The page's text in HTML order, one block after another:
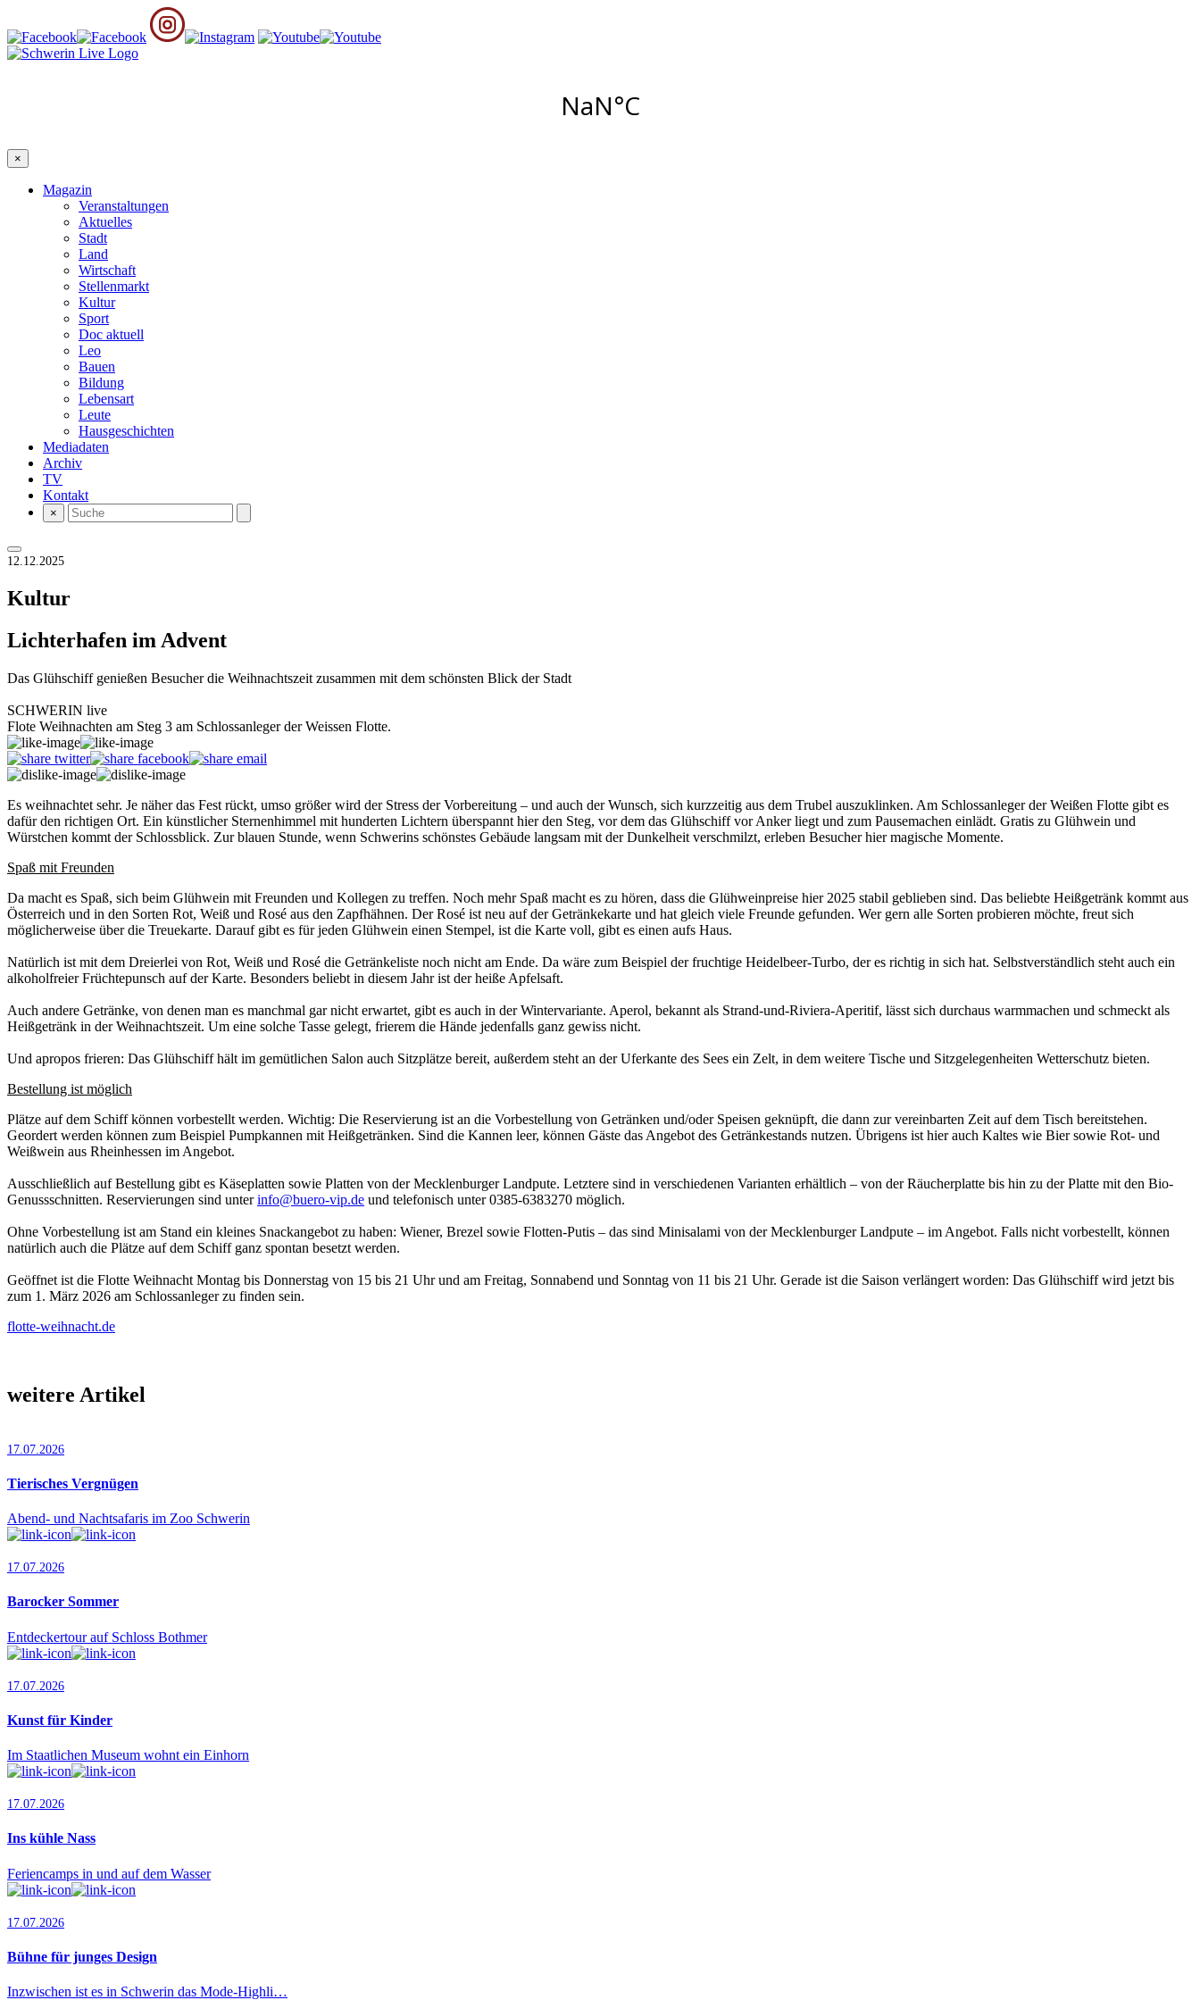
×
Magazin
Veranstaltungen
Aktuelles
Stadt
Land
Wirtschaft
Stellenmarkt
Kultur
Sport
Doc aktuell
Leo
Bauen
Bildung
Lebensart
Leute
Hausgeschichten
Mediadaten
Archiv
TV
Kontakt
×
12.12.2025
Kultur
Lichterhafen im Advent
Das Glühschiff genießen Besucher die Weihnachtszeit zusammen mit dem schönsten Blick der Stadt
SCHWERIN live
Flote Weihnachten am Steg 3 am Schlossanleger der Weissen Flotte.
Es weihnachtet sehr. Je näher das Fest rückt, umso größer wird der Stress der Vorbereitung – und auch der Wunsch, sich kurzzeitig aus dem Trubel auszuklinken. Am Schlossanleger der Weißen Flotte gibt es
dafür den richtigen Ort. Ein künstlicher Sternenhimmel mit hunderten Lichtern überspannt hier den Steg, vor dem das Glühschiff vor Anker liegt und zum Pausemachen einlädt. Gratis zu Glühwein und
Würstchen kommt der Schlossblick. Zur blauen Stunde, wenn Schwerins schönstes Gebäude langsam mit der Dunkelheit verschmilzt, erleben Besucher hier magische Momente.
Spaß mit Freunden
Da macht es Spaß, sich beim Glühwein mit Freunden und Kollegen zu treffen. Noch mehr Spaß macht es zu hören, dass die Glühweinpreise hier 2025 stabil geblieben sind. Das beliebte Heißgetränk kommt aus
Österreich und in den Sorten Rot, Weiß und Rosé aus den Zapfhähnen. Der Rosé ist neu auf der Getränkekarte und hat gleich viele Freunde gefunden. Wer gern alle Sorten probieren möchte, freut sich
möglicherweise über die Treuekarte. Darauf gibt es für jeden Glühwein einen Stempel, ist die Karte voll, gibt es einen aufs Haus.
Natürlich ist mit dem Dreierlei von Rot, Weiß und Rosé die Getränkeliste noch nicht am Ende. Da wäre zum Beispiel der fruchtige Heidelbeer-Turbo, der es richtig in sich hat. Selbstverständlich steht auch ein
alkoholfreier Früchtepunsch auf der Karte. Besonders beliebt in diesem Jahr ist der heiße Apfelsaft.
Auch andere Getränke, von denen man es manchmal gar nicht erwartet, gibt es auch in der Wintervariante. Aperol, bekannt als Strand-und-Riviera-Aperitif, lässt sich durchaus warmmachen und schmeckt als
Heißgetränk in der Weihnachtszeit. Um eine solche Tasse gelegt, frierem die Hände jedenfalls ganz gewiss nicht.
Und apropos frieren: Das Glühschiff hält im gemütlichen Salon auch Sitzplätze bereit, außerdem steht an der Uferkante des Sees ein Zelt, in dem weitere Tische und Sitzgelegenheiten Wetterschutz bieten.
Bestellung ist möglich
Plätze auf dem Schiff können vorbestellt werden. Wichtig: Die Reservierung ist an die Vorbestellung von Getränken und/oder Speisen geknüpft, die dann zur vereinbarten Zeit auf dem Tisch bereitstehen.
Geordert werden können zum Beispiel Pumpkannen mit Heißgetränken. Sind die Kannen leer, können Gäste das Angebot des Getränkestands nutzen. Übrigens ist hier auch Kaltes wie Bier sowie Rot- und
Weißwein aus Rheinhessen im Angebot.
Ausschließlich auf Bestellung gibt es Käseplatten sowie Platten von der Mecklenburger Landpute. Letztere sind in verschiedenen Varianten erhältlich – von der Räucherplatte bis hin zu der Platte mit den Bio-
Genussschnitten. Reservierungen sind unterinfo@buero-vip.de und telefonisch unter 0385-6383270 möglich.
Ohne Vorbestellung ist am Stand ein kleines Snackangebot zu haben: Wiener, Brezel sowie Flotten-Putis – das sind Minisalami von der Mecklenburger Landpute – im Angebot. Falls nicht vorbestellt, können
natürlich auch die Plätze auf dem Schiff ganz spontan besetzt werden.
Geöffnet ist die Flotte Weihnacht Montag bis Donnerstag von 15 bis 21 Uhr und am Freitag, Sonnabend und Sonntag von 11 bis 21 Uhr. Gerade ist die Saison verlängert worden: Das Glühschiff wird jetzt bis
zum 1. März 2026 am Schlossanleger zu finden sein.
flotte-weihnacht.de
weitere Artikel
17.07.2026
Tierisches Vergnügen
Abend- und Nachtsafaris im Zoo Schwerin
17.07.2026
Barocker Sommer
Entdeckertour auf Schloss Bothmer
17.07.2026
Kunst für Kinder
Im Staatlichen Museum wohnt ein Einhorn
17.07.2026
Ins kühle Nass
Feriencamps in und auf dem Wasser
17.07.2026
Bühne für junges Design
Inzwischen ist es in Schwerin das Mode-Highli…